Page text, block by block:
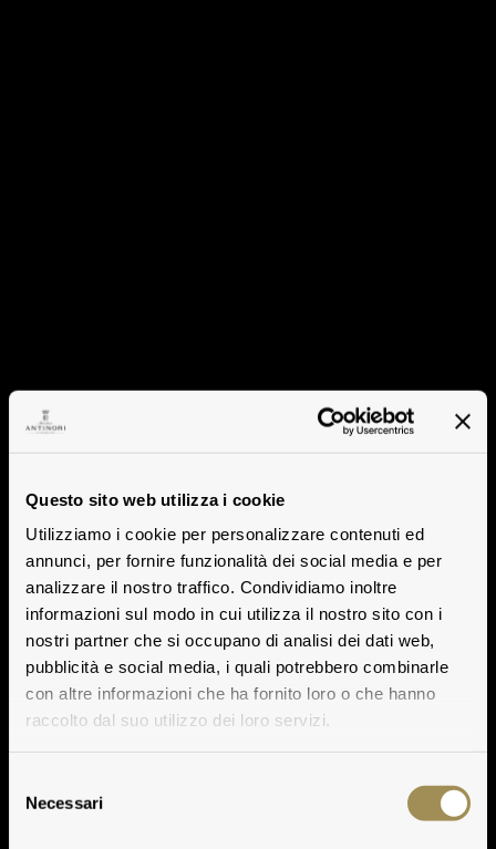
Questo sito web utilizza i cookie
Utilizziamo i cookie per personalizzare contenuti ed
annunci, per fornire funzionalità dei social media e per
analizzare il nostro traffico. Condividiamo inoltre
informazioni sul modo in cui utilizza il nostro sito con i
nostri partner che si occupano di analisi dei dati web,
pubblicità e social media, i quali potrebbero combinarle
con altre informazioni che ha fornito loro o che hanno
raccolto dal suo utilizzo dei loro servizi.
delNecessari